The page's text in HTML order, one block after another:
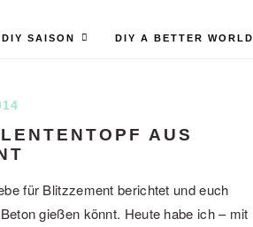
DIY SAISON DIY A BETTER WORLD
AUS
für Blitzzement berichtet und euch
gießen könnt. Heute habe ich – mit